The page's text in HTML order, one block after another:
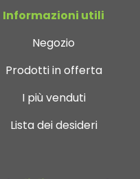
Informazioni utili
Negozio
Prodotti in offerta
I più venduti
Lista dei desideri